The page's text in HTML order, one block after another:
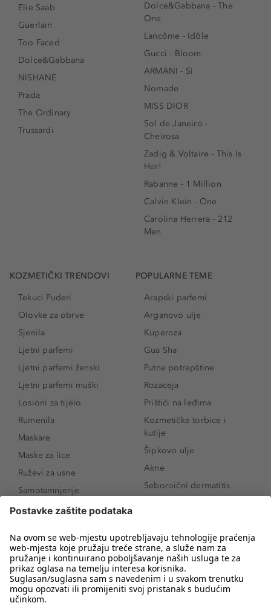
Elie Saab
Guerlain
Too Faced
Dolce&Gabbana
NISHANE
Prada
The Ordinary
Trussardi
Dolce&Gabbana - The
One
Lancôme - Idôle
Gucci - Bloom
ARMANI - Sì
Nomade
MISS DIOR
Sol de Janeiro -
Cheirosa
Zadig & Voltaire - This Is
Her!
Rabanne - 1 Million
Calvin Klein - One
Carolina Herrera - 212
Men
KOZMETIČKI TRENDOVI
Tekuci Puderi
Olovke za obrve
Sjenila
Ljetni parfemi
Ljetni parfemi ženski
Ljetni parfemi muški
Losioni za tijelo
Rumenila
Maskare
Maske za lice
Ruževi za usne
Samotamnjenje
Puderi
Proizvodi za obrve
Sunce i zaštita
Serumi za lice
Proizvodi za čišćenje lica
POPULARNE TEME
Arapski parfemi
Arganovo ulje
Kuperoza
Gua Sha
Putne potrepštine
Rozaceja
Prištići na leđima
Kozmetičke torbice i
kutije
Šipkovo ulje
Akne
Seboroični dermatitis
Novo
Koji mi parfem
odgovara?
Kako našminkati oči da